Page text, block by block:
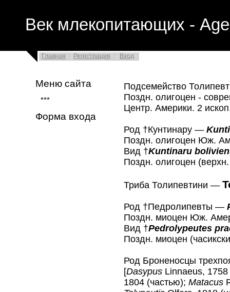
Век млекопитающих -
Главная Регистрация Вход
Меню сайта
***
Форма входа
Подсемейство
Поздн. олигоцен -
Центр. Америки. 2
Род †Кунтинару —
Поздн. олигоцен Юж.
Вид †Kuntinaru
Поздн. олигоцен
Триба Толипевтини —
Род †Педролипевты —
Поздн. миоцен Юж.
Вид †Pedrolypeutes
Поздн. миоцен
Род Броненосцы
[Dasypus Linnaeus,
1804 (частью); Matacus